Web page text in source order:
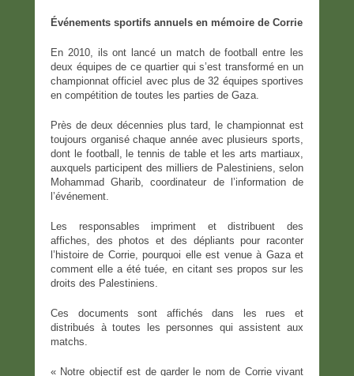
Événements sportifs annuels en mémoire de Corrie
En 2010, ils ont lancé un match de football entre les
deux équipes de ce quartier qui s’est transformé en un
championnat officiel avec plus de 32 équipes sportives
en compétition de toutes les parties de Gaza.
Près de deux décennies plus tard, le championnat est
toujours organisé chaque année avec plusieurs sports,
dont le football, le tennis de table et les arts martiaux,
auxquels participent des milliers de Palestiniens, selon
Mohammad Gharib, coordinateur de l’information de
l’événement.
Les responsables impriment et distribuent des
affiches, des photos et des dépliants pour raconter
l’histoire de Corrie, pourquoi elle est venue à Gaza et
comment elle a été tuée, en citant ses propos sur les
droits des Palestiniens.
Ces documents sont affichés dans les rues et
distribués à toutes les personnes qui assistent aux
matchs.
« Notre objectif est de garder le nom de Corrie vivant